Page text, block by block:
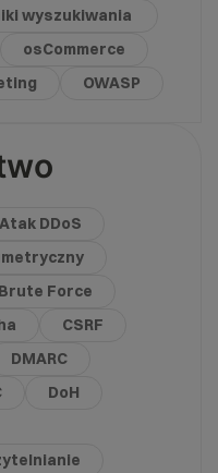
wyszukiwania
osCommerce
OWASP
Atak DDoS
Brute Force
CSRF
DMARC
DoH